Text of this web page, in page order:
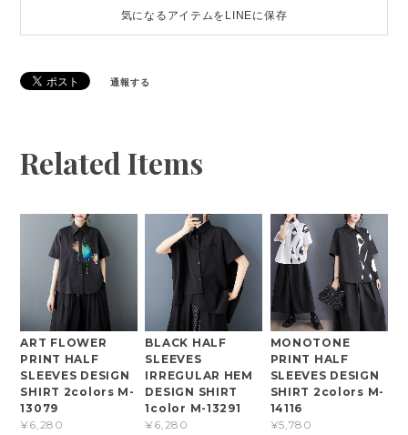
気になるアイテムをLINEに保存
通報する
Related Items
ART FLOWER
PRINT HALF
SLEEVES DESIGN
SHIRT 2colors M-
13079
¥6,280
BLACK HALF
SLEEVES
IRREGULAR HEM
DESIGN SHIRT
1color M-13291
¥6,280
MONOTONE
PRINT HALF
SLEEVES DESIGN
SHIRT 2colors M-
14116
¥5,780